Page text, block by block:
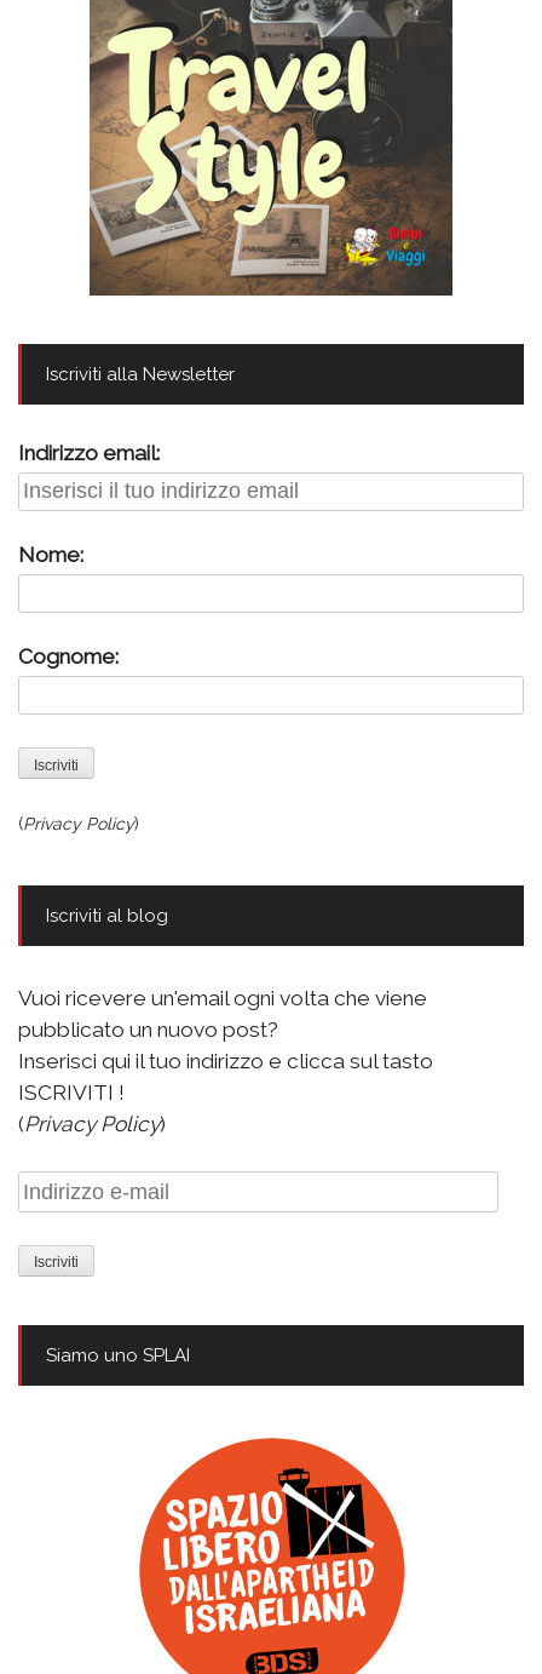
Iscriviti alla Newsletter
Indirizzo email:
Nome:
Cognome:
(Privacy Policy)
Iscriviti al blog
Vuoi ricevere un'email ogni volta che viene
pubblicato un nuovo post?
Inserisci qui il tuo indirizzo e clicca sul tasto
ISCRIVITI !
(Privacy Policy)
Indirizzo
e-
mail
Siamo uno SPLAI